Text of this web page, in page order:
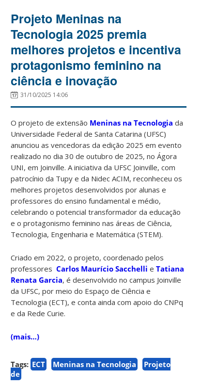
Projeto Meninas na
Tecnologia 2025 premia
melhores projetos e incentiva
protagonismo feminino na
ciência e inovação
31/10/2025 14:06
O projeto de extensão Meninas na Tecnologia da
Universidade Federal de Santa Catarina (UFSC)
anunciou as vencedoras da edição 2025 em evento
realizado no dia 30 de outubro de 2025, no Ágora
UNI, em Joinville. A iniciativa da UFSC Joinville, com
patrocínio da Tupy e da Nidec ACIM, reconheceu os
melhores projetos desenvolvidos por alunas e
professores do ensino fundamental e médio,
celebrando o potencial transformador da educação
e o protagonismo feminino nas áreas de Ciência,
Tecnologia, Engenharia e Matemática (STEM).
Criado em 2022, o projeto, coordenado pelos
professoresCarlos Maurício Sacchelli eTatiana
Renata Garcia, é desenvolvido no campus Joinville
da UFSC, por meio do Espaço de Ciência e
Tecnologia (ECT), e conta ainda com apoio do CNPq
e da Rede Curie.
(mais…)
Tags: ECT Meninas na Tecnologia
Projeto
de